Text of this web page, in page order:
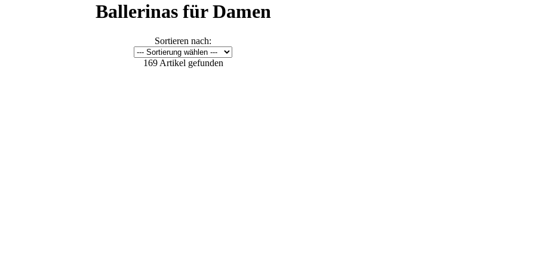
Ballerinas für Damen
Sortieren nach:
169 Artikel gefunden